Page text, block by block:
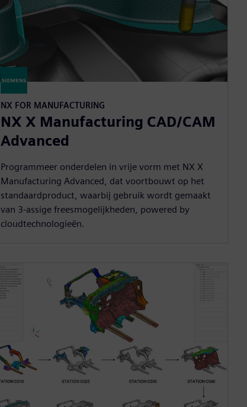
NX FOR MANUFACTURING
NX X Manufacturing CAD/CAM
Advanced
Programmeer onderdelen in vrije vorm met NX X
Manufacturing Advanced, dat voortbouwt op het
standaardproduct, waarbij gebruik wordt gemaakt
van 3-assige freesmogelijkheden, powered by
cloudtechnologieën.